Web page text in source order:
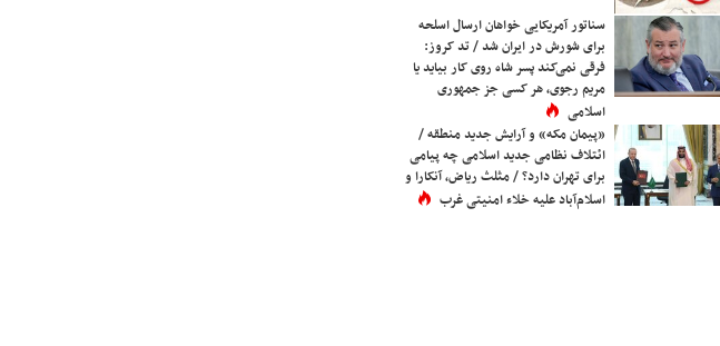
سناتور آمریکایی خواهان ارسال اسلحه
برای شورش در ایران شد / تد کروز:
فرقی نمی‌کند پسر شاه روی کار بیاید یا
مریم رجوی، هر کسی جز جمهوری
اسلامی
«پیمان مکه» و آرایش جدید منطقه /
ائتلاف نظامی جدید اسلامی چه پیامی
برای تهران دارد؟ / مثلث ریاض، آنکارا و
اسلام‌آباد علیه خلاء امنیتی غرب